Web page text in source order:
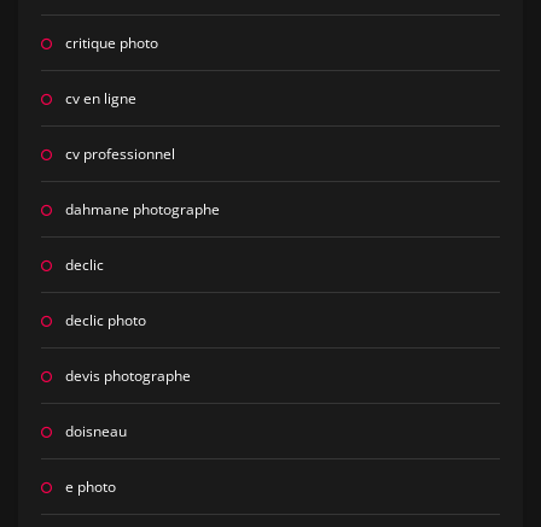
critique photo
cv en ligne
cv professionnel
dahmane photographe
declic
declic photo
devis photographe
doisneau
e photo